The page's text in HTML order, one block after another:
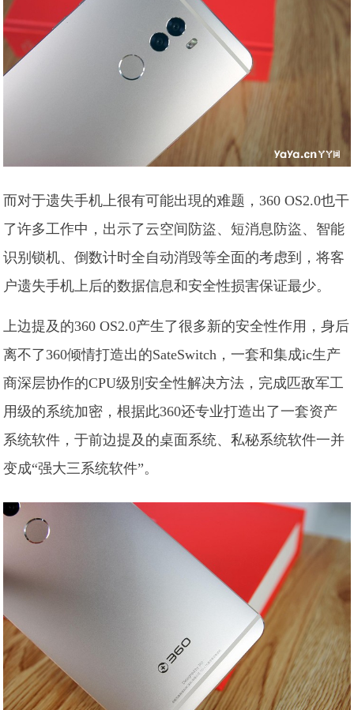
而对于遗失手机上很有可能出現的难题，360 OS2.0也干
了许多工作中，出示了云空间防盜、短消息防盜、智能
识别锁机、倒数计时全自动消毁等全面的考虑到，将客
户遗失手机上后的数据信息和安全性损害保证最少。
上边提及的360 OS2.0产生了很多新的安全性作用，身后
离不了360倾情打造出的SateSwitch，一套和集成ic生产
商深层协作的CPU级別安全性解决方法，完成匹敌军工
用级的系统加密，根据此360还专业打造出了一套资产
系统软件，于前边提及的桌面系统、私秘系统软件一并
变成“强大三系统软件”。